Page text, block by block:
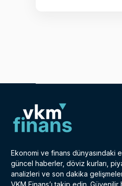
Ekonomi ve finans dünyasındaki
güncel haberler, döviz kurları,
analizleri ve son dakika